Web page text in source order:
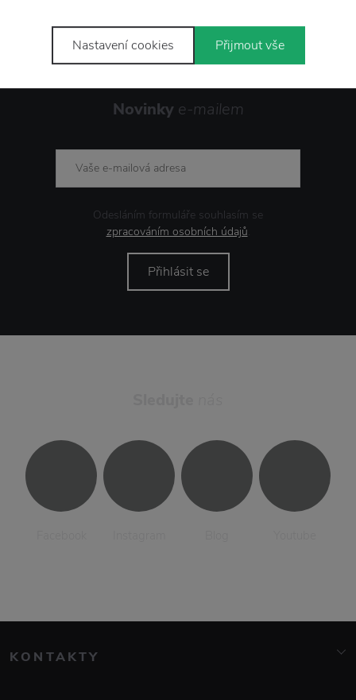
Novinky e-mailem
Odesláním formuláře souhlasím se
zpracováním osobních údajů.
Přihlásit se
KONTAKTY
Nastavení cookies Přijmout vše